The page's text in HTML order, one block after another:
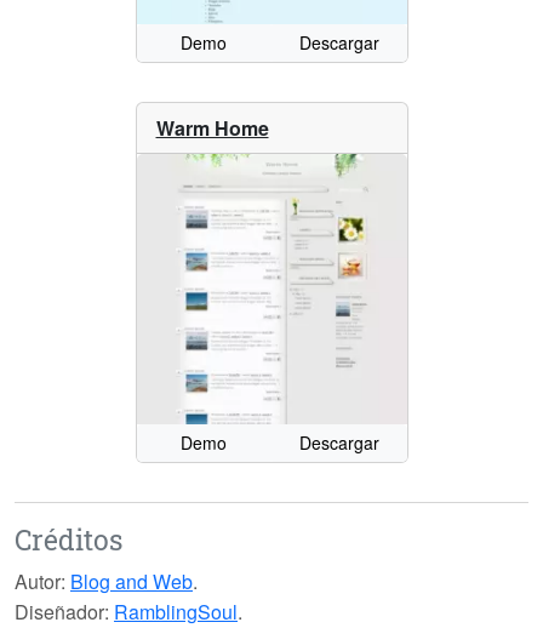
Demo Descargar
Warm Home
Demo Descargar
Créditos
Autor: Blog and Web.
Diseñador: RamblingSoul.